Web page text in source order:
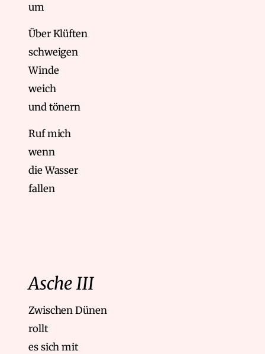
um
Über Klüften
schweigen
Winde
weich
und tönern
Ruf mich
wenn
die Wasser
fallen
Asche III
Zwischen Dünen
rollt
es sich mit